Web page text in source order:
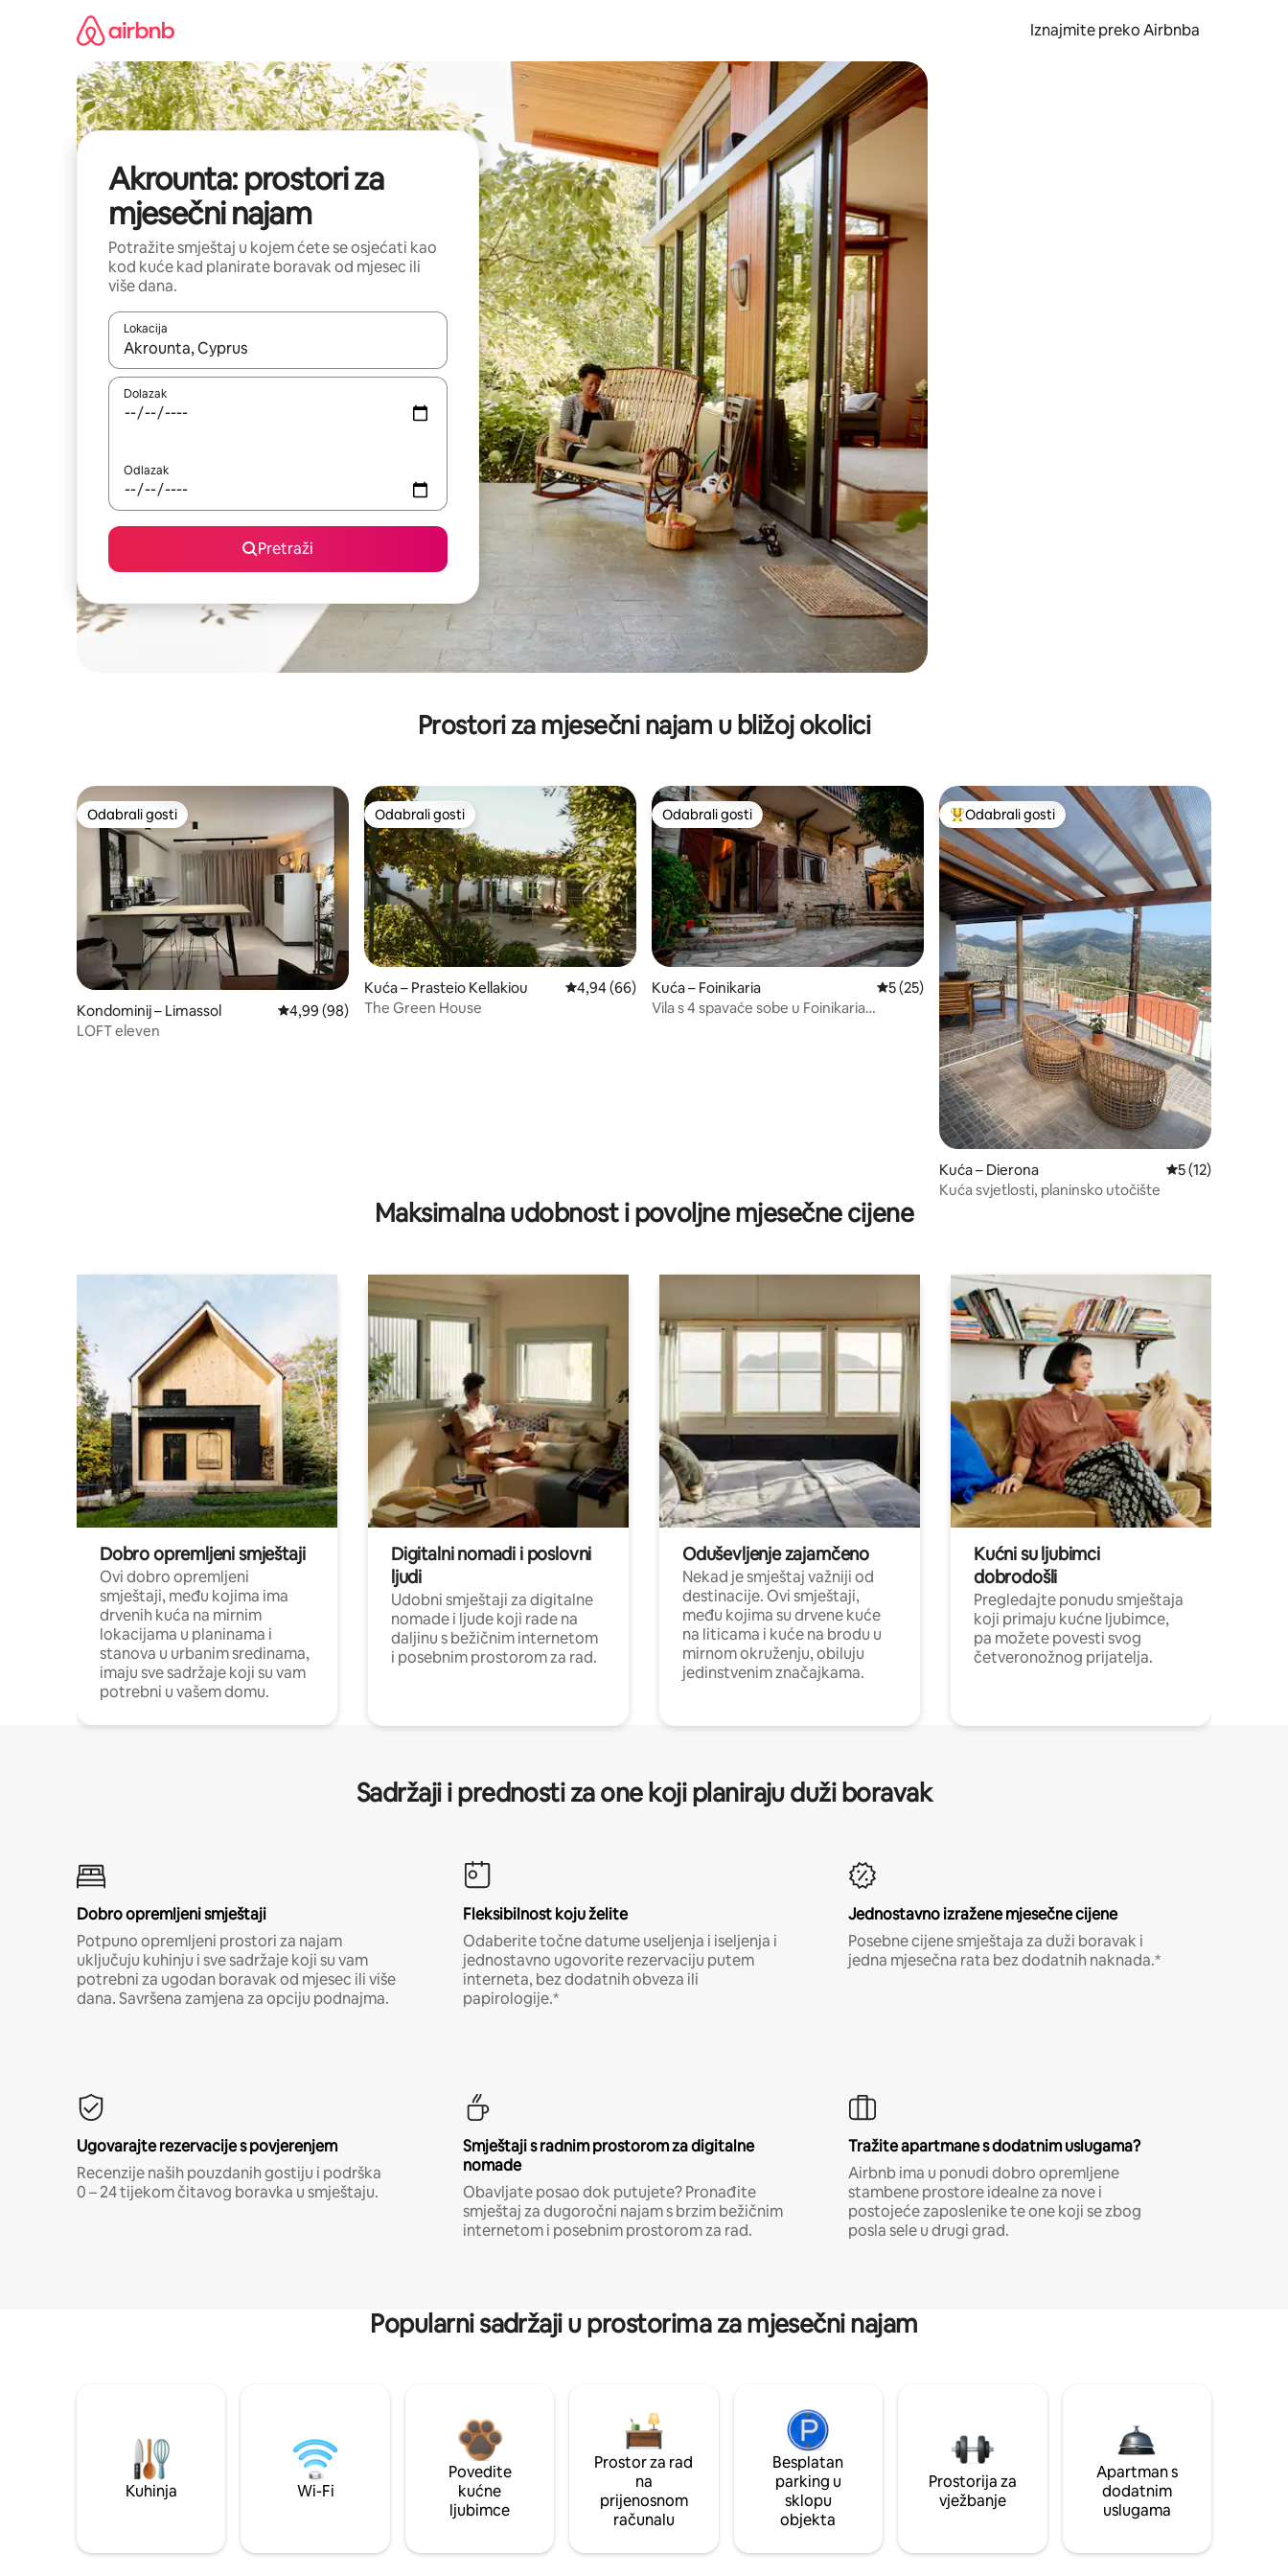
Iznajmite preko Airbnba
Akrounta: prostori za
mjesečni najam
Potražite smještaj u kojem ćete se osjećati kao
kod kuće kad planirate boravak od mjesec ili
više dana.
Lokacija
Kada budu dostupni rezultati, moći ćete ih pregledati koristeći se strelicama prema gore i prema dolje, kao i dodirom ili prelaskom prstom po zaslonu.
Dolazak
Odlazak
Pretraži
Prostori za mjesečni najam u bližoj okolici
Odabrali gosti
Odabrali gosti
Kondominij – Limassol Prosječna ocjena: 4,99/5, recenzija: 98
4,99 (98)
LOFT eleven
Odabrali gosti
Odabrali gosti
Kuća – Prasteio Kellakiou Prosječna ocjena: 4,94/5, recenzija: 66
4,94 (66)
The Green House
Odabrali gosti
Odabrali gosti
Kuća – Foinikaria Prosječna ocjena: 5/5, recenzija: 25
5 (25)
Vila s 4 spavaće sobe u Foinikaria
Među najviše rangiranima s oznakom „Odabrali gosti”
Odabrali gosti
Kuća – Dierona Prosječna ocjena:
5 (12)
Kuća svjetlosti, planinsko utočište
Maksimalna udobnost i povoljne mjesečne cijene
Dobro opremljeni smještaji
Ovi dobro opremljeni
smještaji, među kojima ima
drvenih kuća na mirnim
lokacijama u planinama i
stanova u urbanim sredinama,
imaju sve sadržaje koji su vam
potrebni u vašem domu.
Digitalni nomadi i poslovni
ljudi
Udobni smještaji za digitalne
nomade i ljude koji rade na
daljinu s bežičnim internetom
i posebnim prostorom za rad.
Oduševljenje zajamčeno
Nekad je smještaj važniji od
destinacije. Ovi smještaji,
među kojima su drvene kuće
na liticama i kuće na brodu u
mirnom okruženju, obiluju
jedinstvenim značajkama.
Kućni su ljubimci
dobrodošli
Pregledajte ponudu smještaja
koji primaju kućne ljubimce,
pa možete povesti svog
četveronožnog prijatelja.
Sadržaji i prednosti za one koji planiraju duži boravak
Dobro opremljeni smještaji
Potpuno opremljeni prostori za najam
uključuju kuhinju i sve sadržaje koji su vam
potrebni za ugodan boravak od mjesec ili više
dana. Savršena zamjena za opciju podnajma.
Fleksibilnost koju želite
Odaberite točne datume useljenja i iseljenja i
jednostavno ugovorite rezervaciju putem
interneta, bez dodatnih obveza ili
papirologije.*
Jednostavno izražene mjesečne cijene
Posebne cijene smještaja za duži boravak i
jedna mjesečna rata bez dodatnih naknada.*
Ugovarajte rezervacije s povjerenjem
Recenzije naših pouzdanih gostiju i podrška
0 – 24 tijekom čitavog boravka u smještaju.
Smještaji s radnim prostorom za digitalne
nomade
Obavljate posao dok putujete? Pronađite
smještaj za dugoročni najam s brzim bežičnim
internetom i posebnim prostorom za rad.
Tražite apartmane s dodatnim uslugama?
Airbnb ima u ponudi dobro opremljene
stambene prostore idealne za nove i
postojeće zaposlenike te one koji se zbog
posla sele u drugi grad.
Popularni sadržaji u prostorima za mjesečni najam
Kuhinja Wi-Fi
Povedite
kućne
ljubimce
Prostor za rad
na
prijenosnom
računalu
Besplatan
parking u
sklopu
objekta
Prostorija za
vježbanje
Apartman s
dodatnim
uslugama